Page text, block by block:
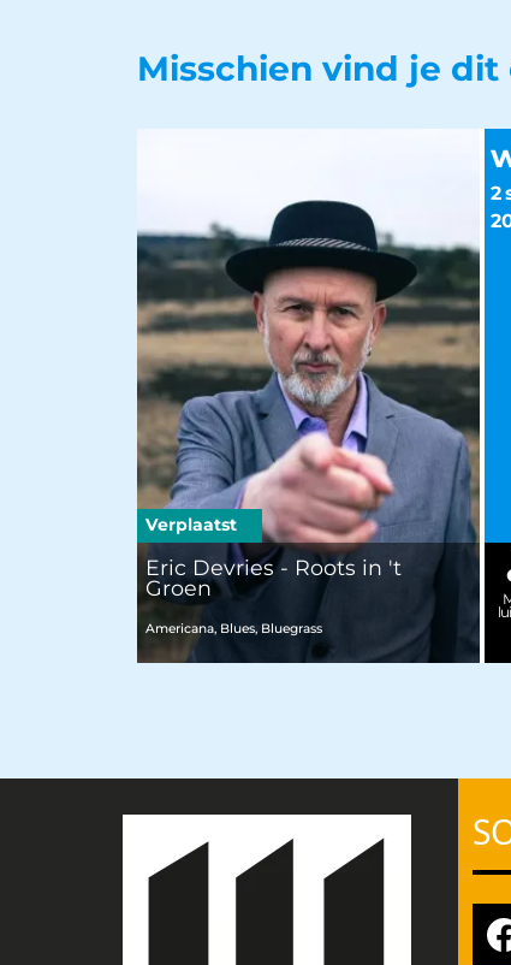
Misschien vind je dit
Eric Devries - Roots in 't
Groen
Americana, Blues, Bluegrass
2
Verplaatst